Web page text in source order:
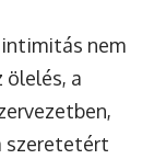
nem
ölelés, a
szeretetért